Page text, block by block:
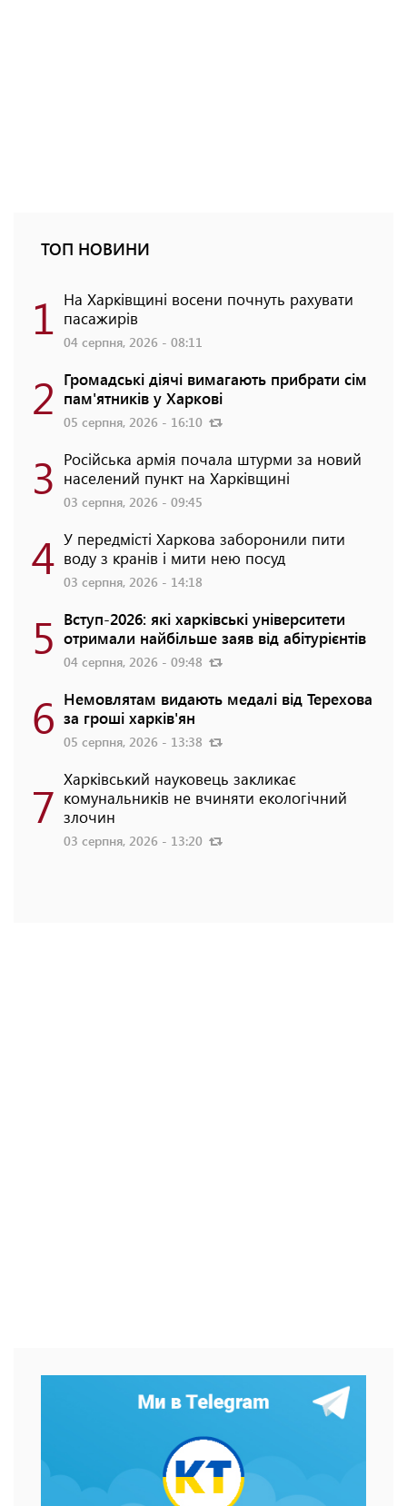
ТОП НОВИНИ
1 На Харківщині восени почнуть рахувати
пасажирів
04 серпня, 2026 - 08:11
2 Громадські діячі вимагають прибрати сім
пам'ятників у Харкові
05 серпня, 2026 - 16:10
3 Російська армія почала штурми за новий
населений пункт на Харківщині
03 серпня, 2026 - 09:45
4 У передмісті Харкова заборонили пити
воду з кранів і мити нею посуд
03 серпня, 2026 - 14:18
5 Вступ-2026: які харківські університети
отримали найбільше заяв від абітурієнтів
04 серпня, 2026 - 09:48
6 Немовлятам видають медалі від Терехова
за гроші харків'ян
05 серпня, 2026 - 13:38
7 Харківський науковець закликає
комунальників не вчиняти екологічний
злочин
03 серпня, 2026 - 13:20